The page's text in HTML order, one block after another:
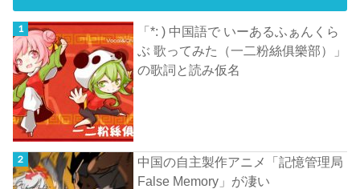
「*: ) 中国語で いーあるふぁんくら
ぶ 歌ってみた（一二粉絲俱樂部）」
の歌詞と読み仮名
中国の自主製作アニメ「記憶管理局
False Memory」が凄い